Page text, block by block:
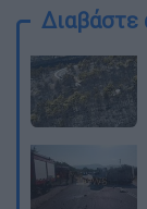
Διαβάστε